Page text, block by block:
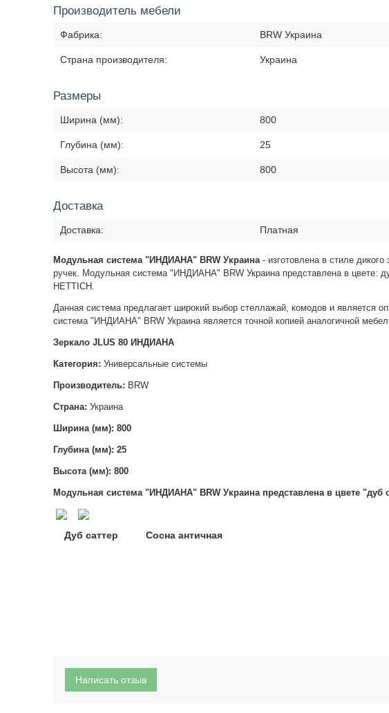
Производитель мебели
Фабрика: BRW Украина
Страна производителя: Украина
Размеры
Ширина (мм): 800
Глубина (мм): 25
Высота (мм): 800
Доставка
Доставка: Платная
Модульная система "ИНДИАНА" BRW Украина- изготовлена в стиле
ручек. Модульная система "ИНДИАНА" BRW Украина представлена в цвете:
HETTICH.
Данная система предлагает широкий выбор стеллажай, комодов и является
система "ИНДИАНА" BRW Украинаявляется точной копией аналогичной
Зеркало JLUS 80 ИНДИАНА
Категория: Универсальные системы
Производитель: BRW
Страна: Украина
Ширина (мм): 800
Глубина (мм): 25
Высота (мм): 800
Модульная система "ИНДИАНА" BRW Украина представлена в цвете "дуб
Дуб саттер Сосна античная
Написать отзыв